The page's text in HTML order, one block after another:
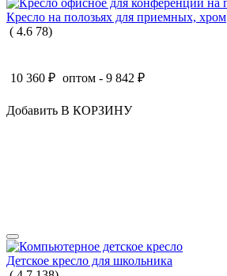
Кресло на полозьях для приемных, хром
( 4.6 78)
10 360 ₽ оптом - 9 842 ₽
Добавить В КОРЗИНУ
Детское кресло для школьника